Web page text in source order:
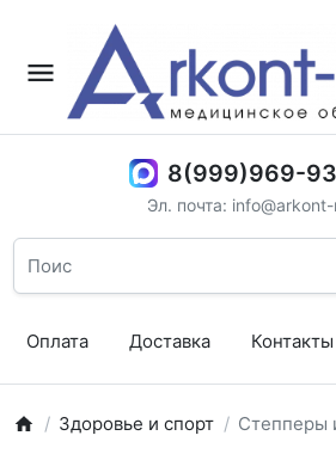
8(999)969-
Эл. почта:
Оплата Доставка Контакты
Здоровье и спорт Степперы